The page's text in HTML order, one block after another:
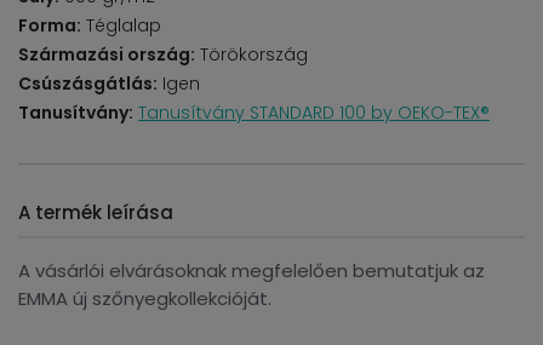
Forma: Téglalap
Származási ország: Törökország
Csúszásgátlás: Igen
Tanusítvány: Tanusítvány STANDARD 100 by OEKO-TEX®
A termék leírása
A vásárlói elvárásoknak megfelelően bemutatjuk az
EMMA új szőnyegkollekcióját.